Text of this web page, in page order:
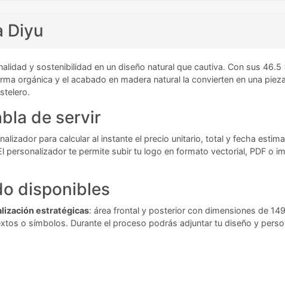
Diyu
y sostenibilidad en un diseño natural que cautiva. Con sus
orgánica y el acabado en madera natural la convierten en una
de servir
para calcular al instante el precio unitario, total y fecha
personalizador te permite subir tu logo en formato vectorial, PDF o
disponibles
estratégicas: área frontal y posterior con dimensiones de
o símbolos. Durante el proceso podrás adjuntar tu diseño y